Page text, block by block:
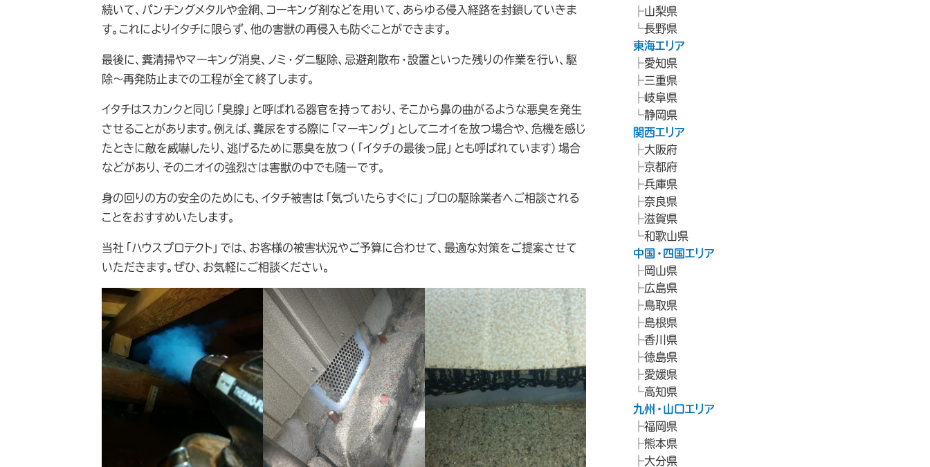
続いて、パンチングメタルや金網、コーキング剤などを用いて、あらゆる侵入経路を封鎖していきま
す。これによりイタチに限らず、他の害獣の再侵入も防ぐことができます。
最後に、糞清掃やマーキング消臭、ノミ・ダニ駆除、忌避剤散布・設置といった残りの作業を行い、駆
除～再発防止までの工程が全て終了します。
イタチはスカンクと同じ「臭腺」と呼ばれる器官を持っており、そこから鼻の曲がるような悪臭を発生
させることがあります。例えば、糞尿をする際に「マーキング」としてニオイを放つ場合や、危機を感じ
たときに敵を威嚇したり、逃げるために悪臭を放つ（「イタチの最後っ屁」とも呼ばれています）場合
などがあり、そのニオイの強烈さは害獣の中でも随一です。
身の回りの方の安全のためにも、イタチ被害は「気づいたらすぐに」プロの駆除業者へご相談される
ことをおすすめいたします。
当社「ハウスプロテクト」では、お客様の被害状況やご予算に合わせて、最適な対策をご提案させて
いただきます。ぜひ、お気軽にご相談ください。
山梨県
長野県
東海エリア
愛知県
三重県
岐阜県
静岡県
関西エリア
大阪府
京都府
兵庫県
奈良県
滋賀県
和歌山県
中国・四国エリア
岡山県
広島県
鳥取県
島根県
香川県
徳島県
愛媛県
高知県
九州・山口エリア
福岡県
熊本県
大分県